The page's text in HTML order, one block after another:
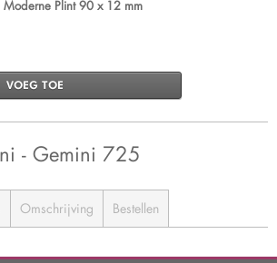
Moderne Plint 90 x 12 mm
VOEG TOE
- Gemini 725
Omschrijving Bestellen